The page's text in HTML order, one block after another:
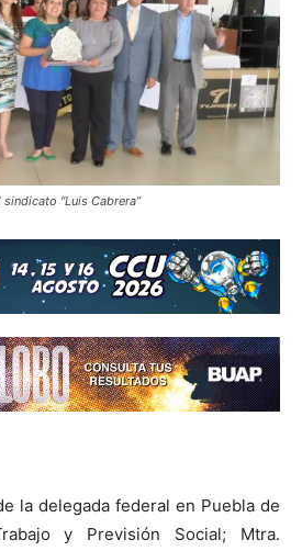
“Luis Cabrera”
la delegada federal en Puebla de
y Previsión Social; Mtra.